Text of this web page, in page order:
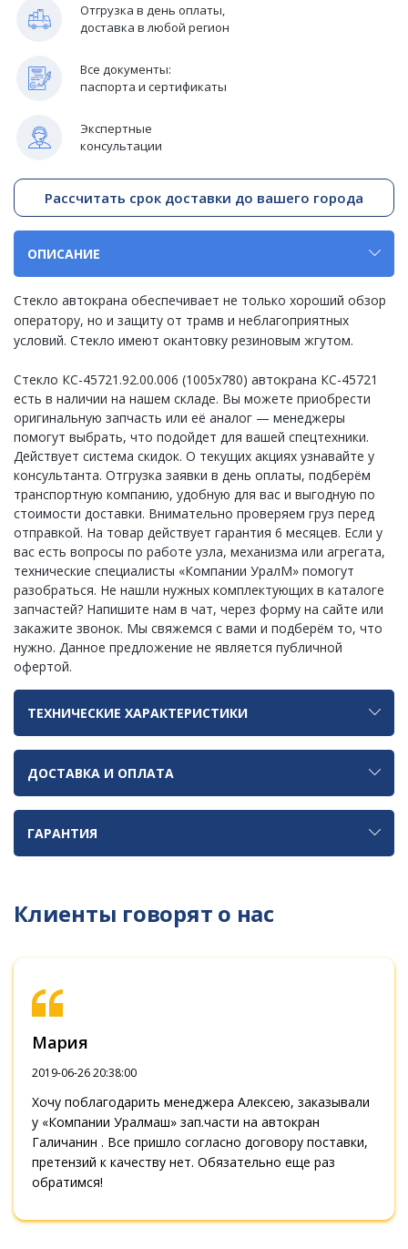
Отгрузка в день оплаты,
доставка в любой регион
Все документы:
паспорта и сертификаты
Экспертные
консультации
Рассчитать срок доставки до вашего города
ОПИСАНИЕ
Стекло автокрана обеспечивает не только хороший обзор
оператору, но и защиту от трамв и неблагоприятных
условий. Стекло имеют окантовку резиновым жгутом.
Стекло КС-45721.92.00.006 (1005х780) автокрана КС-45721
есть в наличии на нашем складе. Вы можете приобрести
оригинальную запчасть или её аналог — менеджеры
помогут выбрать, что подойдет для вашей спецтехники.
Действует система скидок. О текущих акциях узнавайте у
консультанта. Отгрузка заявки в день оплаты, подберём
транспортную компанию, удобную для вас и выгодную по
стоимости доставки. Внимательно проверяем груз перед
отправкой. На товар действует гарантия 6 месяцев. Если у
вас есть вопросы по работе узла, механизма или агрегата,
технические специалисты «Компании УралМ» помогут
разобраться. Не нашли нужных комплектующих в каталоге
запчастей? Напишите нам в чат, через форму на сайте или
закажите звонок. Мы свяжемся с вами и подберём то, что
нужно. Данное предложение не является публичной
офертой.
ТЕХНИЧЕСКИЕ ХАРАКТЕРИСТИКИ
ДОСТАВКА И ОПЛАТА
ГАРАНТИЯ
Клиенты говорят о нас
Мария
2019-06-26 20:38:00
Хочу поблагодарить менеджера Алексею, заказывали
у «Компании Уралмаш» зап.части на автокран
Галичанин . Все пришло согласно договору поставки,
претензий к качеству нет. Обязательно еще раз
обратимся!